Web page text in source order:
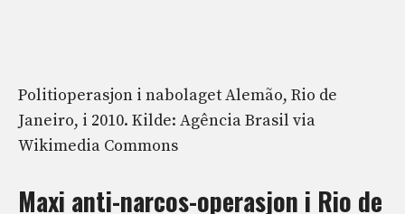
Politioperasjon i nabolaget Alemão, Rio de
Janeiro, i 2010. Kilde: Agência Brasil via
Wikimedia Commons
Maxi anti-narcos-operasjon i Rio de